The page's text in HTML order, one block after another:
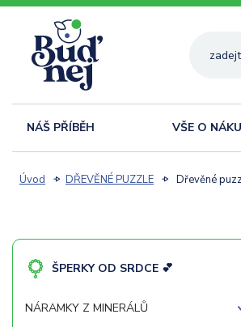
NÁŠ PŘÍBĚH VŠE O
Úvod DŘEVĚNÉ PUZZLE Dřevěné
ŠPERKY OD SRDCE 💕
NÁRAMKY Z MINERÁLŮ